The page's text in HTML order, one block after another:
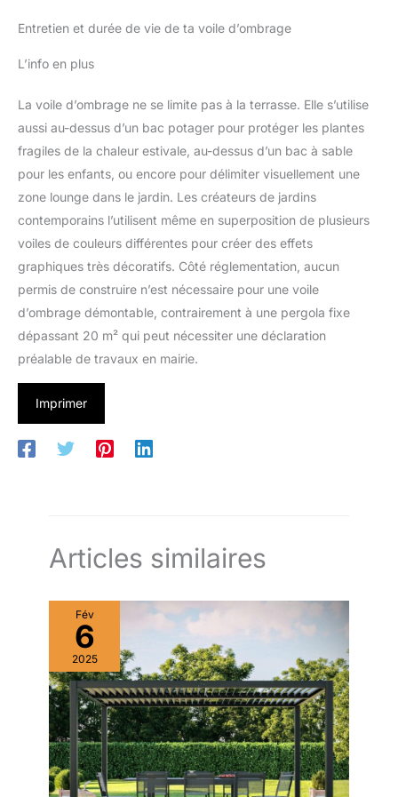
Entretien et durée de vie de ta voile d’ombrage
L’info en plus
La voile d’ombrage ne se limite pas à la terrasse. Elle s’utilise
aussi au-dessus d’un bac potager pour protéger les plantes
fragiles de la chaleur estivale, au-dessus d’un bac à sable
pour les enfants, ou encore pour délimiter visuellement une
zone lounge dans le jardin. Les créateurs de jardins
contemporains l’utilisent même en superposition de plusieurs
voiles de couleurs différentes pour créer des effets
graphiques très décoratifs. Côté réglementation, aucun
permis de construire n’est nécessaire pour une voile
d’ombrage démontable, contrairement à une pergola fixe
dépassant 20 m² qui peut nécessiter une déclaration
préalable de travaux en mairie.
Imprimer
Articles similaires
Fév
6
2025